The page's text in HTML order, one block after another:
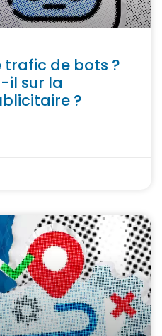
trafic de bots ?
il sur la
?